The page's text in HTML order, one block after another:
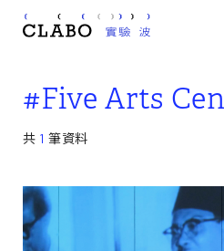
#Five Arts
共 1 筆資料